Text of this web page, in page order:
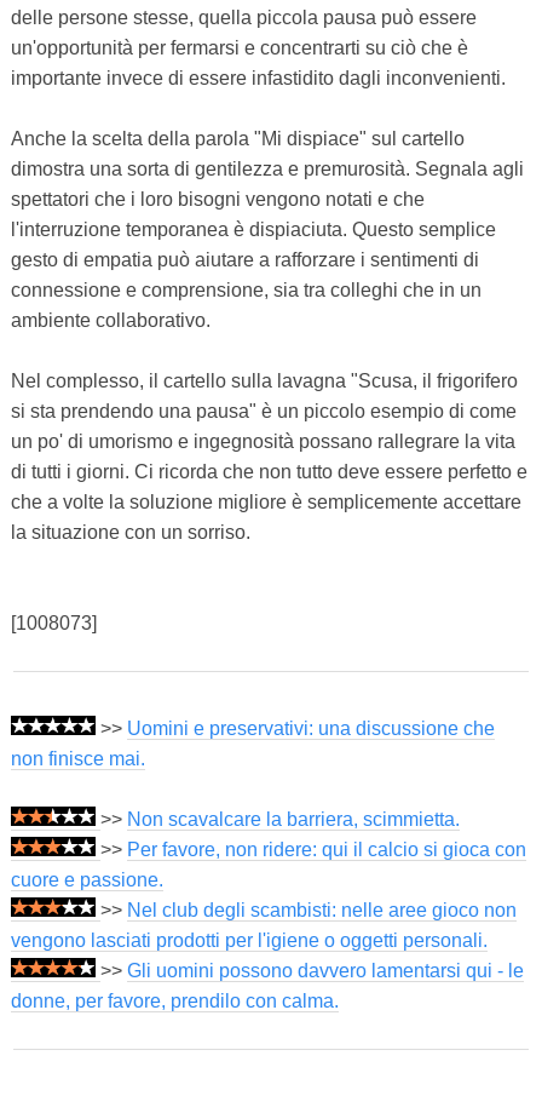
delle persone stesse, quella piccola pausa può essere
un'opportunità per fermarsi e concentrarti su ciò che è
importante invece di essere infastidito dagli inconvenienti.
Anche la scelta della parola "Mi dispiace" sul cartello
dimostra una sorta di gentilezza e premurosità. Segnala agli
spettatori che i loro bisogni vengono notati e che
l'interruzione temporanea è dispiaciuta. Questo semplice
gesto di empatia può aiutare a rafforzare i sentimenti di
connessione e comprensione, sia tra colleghi che in un
ambiente collaborativo.
Nel complesso, il cartello sulla lavagna "Scusa, il frigorifero
si sta prendendo una pausa" è un piccolo esempio di come
un po' di umorismo e ingegnosità possano rallegrare la vita
di tutti i giorni. Ci ricorda che non tutto deve essere perfetto e
che a volte la soluzione migliore è semplicemente accettare
la situazione con un sorriso.
[1008073]
>> Uomini e preservativi: una discussione che
non finisce mai.
>> Non scavalcare la barriera, scimmietta.
>> Per favore, non ridere: qui il calcio si gioca con
cuore e passione.
>> Nel club degli scambisti: nelle aree gioco non
vengono lasciati prodotti per l'igiene o oggetti personali.
>> Gli uomini possono davvero lamentarsi qui - le
donne, per favore, prendilo con calma.